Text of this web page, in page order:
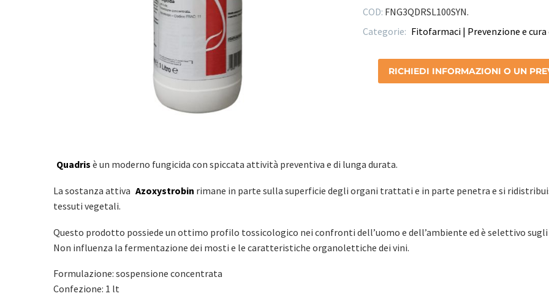
COD: FNG3QDRSL100SYN.
Categorie: Fitofarmaci | Prevenzione e
RICHIEDI INFORMAZIONI O UN
Quadris è un moderno fungicida con spiccata attività preventiva e di lunga durata.
La sostanza attiva Azoxystrobin rimane in parte sulla superficie degli organi trattati e in parte penetra e si
tessuti vegetali.
Questo prodotto possiede un ottimo profilo tossicologico nei confronti dell’uomo e dell’ambiente ed è selettivo
Non influenza la fermentazione dei mosti e le caratteristiche organolettiche dei vini.
Formulazione: sospensione concentrata
Confezione: 1 lt